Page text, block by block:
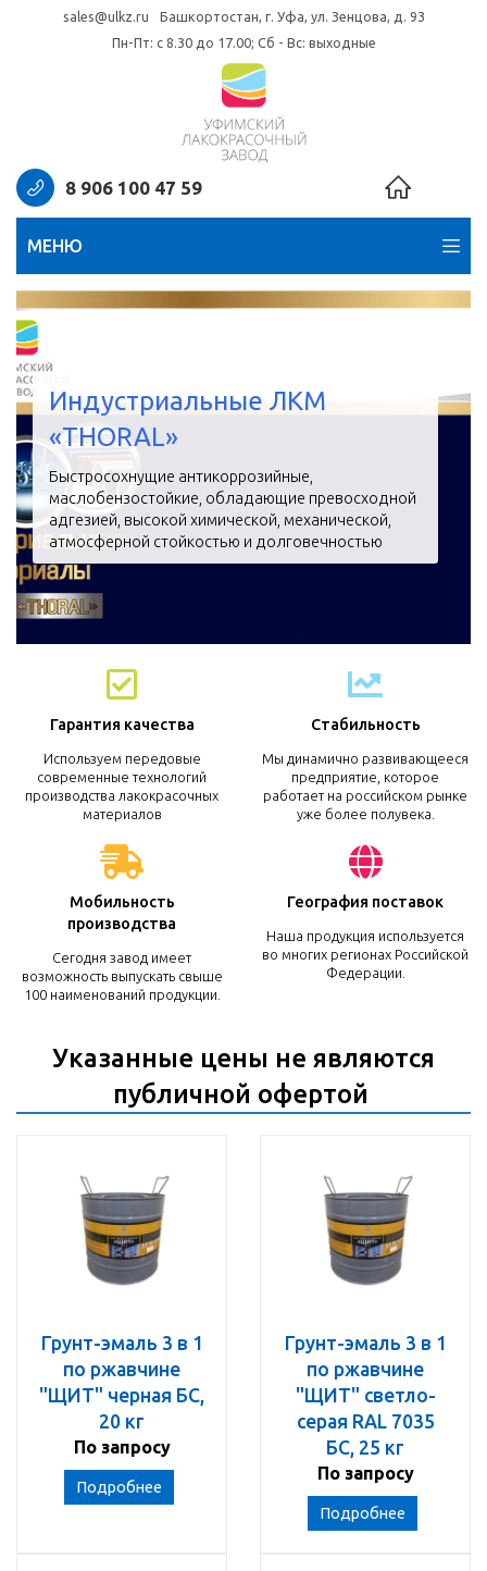
sales@ulkz.ru
Башкортостан, г. Уфа, ул. Зенцова, д. 93
Пн-Пт: с 8.30 до 17.00; Сб - Вс: выходные
8 906 100 47 59
МЕНЮ
Индустриальные ЛКМ
«THORAL»
Быстросохнущие антикоррозийные,
маслобензостойкие, обладающие превосходной
адгезией, высокой химической, механической,
атмосферной стойкостью и долговечностью
Гарантия качества
Используем передовые
современные технологий
производства лакокрасочных
материалов
Стабильность
Мы динамично развивающееся
предприятие, которое
работает на российском рынке
уже более полувека.
Мобильность
производства
Сегодня завод имеет
возможность выпускать свыше
100 наименований продукции.
География поставок
Наша продукция используется
во многих регионах Российской
Федерации.
Указанные цены не являются
публичной офертой
Грунт-эмаль 3 в 1
по ржавчине
"ЩИТ" черная БС,
20 кг
По запросу
Подробнее
Грунт-эмаль 3 в 1
по ржавчине
"ЩИТ" светло-
серая RAL 7035
БС, 25 кг
По запросу
Подробнее